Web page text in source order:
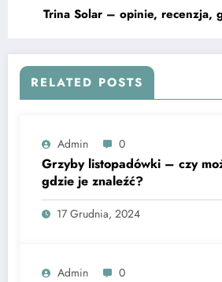
Trina Solar – opinie, recenzja,
RELATED POSTS
Admin 0
Grzyby listopadówki – czy
gdzie je znaleźć?
17 Grudnia, 2024
Admin 0